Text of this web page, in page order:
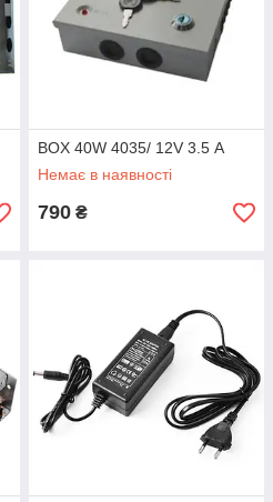
BOX 40W 4035/ 12V 3.5 А
Немає в наявності
790 ₴